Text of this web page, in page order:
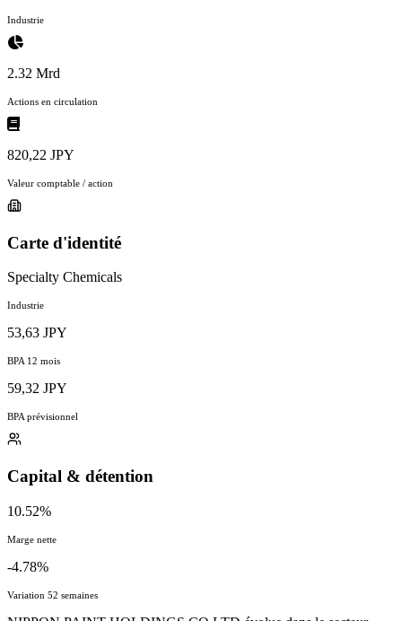
Industrie
2.32 Mrd
Actions en circulation
820,22 JPY
Valeur comptable / action
Carte d'identité
Specialty Chemicals
Industrie
53,63 JPY
BPA 12 mois
59,32 JPY
BPA prévisionnel
Capital & détention
10.52%
Marge nette
-4.78%
Variation 52 semaines